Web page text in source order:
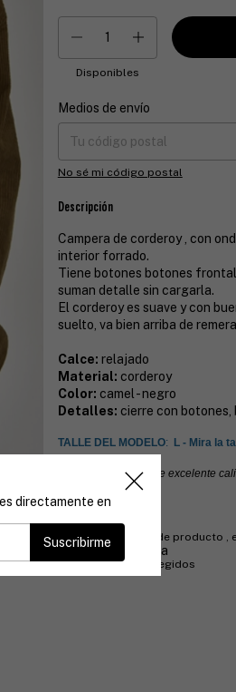
Disponibles
Entregas para el CP:
Medios de envío
No sé mi código postal
Descripción
Campera de corderoy , con
interior forrado.
Tiene botones botones
suman detalle sin cargarla.
El corderoy es suave y con
suelto, va bien arriba de
Calce: relajado
Material: corderoy
Color: camel - negro
Detalles: cierre con botones,
TALLE DEL MODELO: L - Mira la
*prenda importada de excelente
Cambios
Solo por falla de producto ,
Compra segura
Tus datos protegidos
directamente en
Suscribirme